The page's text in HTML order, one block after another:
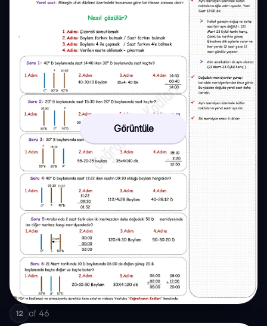
Görüntüle
12 of 46